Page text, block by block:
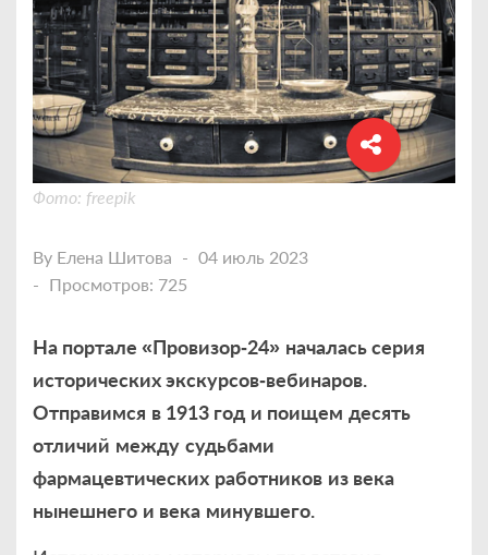
Фото: freepik
By Елена Шитова
04 июль 2023
Просмотров: 725
На портале «Провизор‑24» началась серия
исторических экскурсов‑вебинаров.
Отправимся в 1913 год и поищем десять
отличий между судьбами
фармацевтических работников из века
нынешнего и века минувшего.